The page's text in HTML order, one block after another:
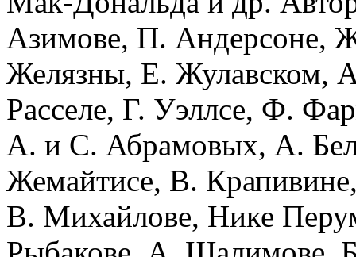
Азимове, П. Андерсоне,
Желязны, Е. Жулавском,
Расселе, Г. Уэллсе, Ф.
А. и С. Абрамовых, А.
Жемайтисе, В.
В. Михайлове, Нике